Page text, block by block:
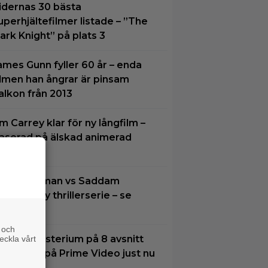
30 bästa
listade – ”The
Knight” på plats 3
Gunn fyller 60 år – enda
han ångrar är pinsam
från 2013
Carrey klar för ny långfilm –
på älskad animerad
Kinnaman vs Saddam
i ny thrillerserie – se
nytt mysterium på 8 avsnitt
succé på Prime Video just nu
vårt